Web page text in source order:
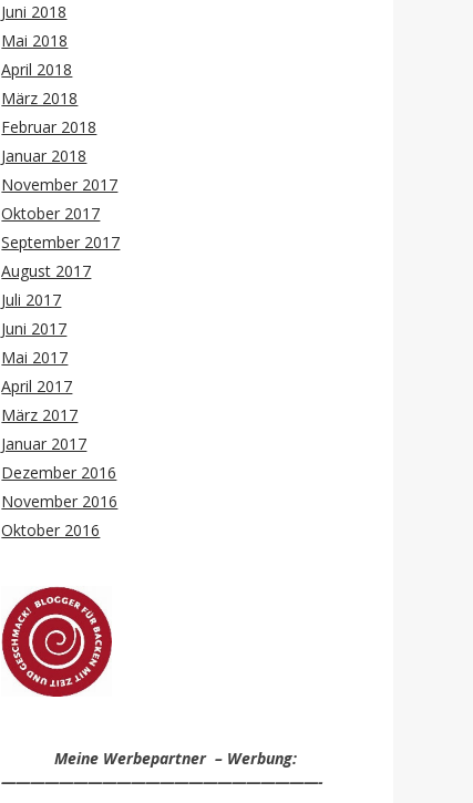
Juni 2018
Mai 2018
April 2018
März 2018
Februar 2018
Januar 2018
November 2017
Oktober 2017
September 2017
August 2017
Juli 2017
Juni 2017
Mai 2017
April 2017
März 2017
Januar 2017
Dezember 2016
November 2016
Oktober 2016
Meine Werbepartner – Werbung:
——————————————————————-